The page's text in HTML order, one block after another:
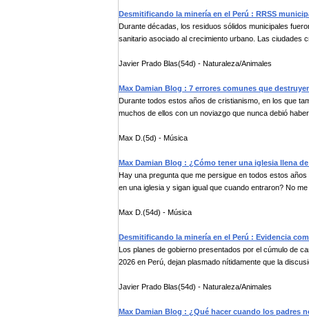
Desmitificando la minería en el Perú : RRSS
Durante décadas, los residuos sólidos municipales
sanitario asociado al crecimiento urbano. Las ciudades
Javier Prado Blas(54d) - Naturaleza/Animales
Max Damian Blog : 7 errores comunes que
Durante todos estos años de cristianismo, en los que
muchos de ellos con un noviazgo que nunca debió
Max D.(5d) - Música
Max Damian Blog : ¿Cómo tener una iglesia llena
Hay una pregunta que me persigue en todos estos
en una iglesia y sigan igual que cuando entraron? No
Max D.(54d) - Música
Desmitificando la minería en el Perú : Evidencia
Los planes de gobierno presentados por el cúmulo de
2026 en Perú, dejan plasmado nítidamente que la
Javier Prado Blas(54d) - Naturaleza/Animales
Max Damian Blog : ¿Qué hacer cuando los padres